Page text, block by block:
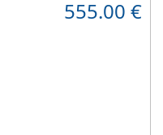
y polipieles a elegir,
todos los detalles y de
555.00 €